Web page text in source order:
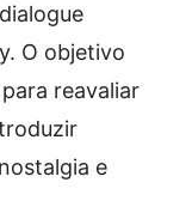
O objetivo
reavaliar
e